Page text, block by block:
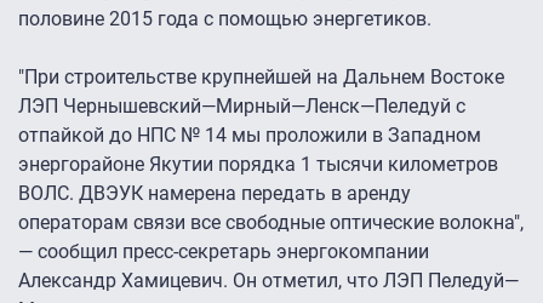
половине 2015 года с помощью энергетиков.
"При строительстве крупнейшей на Дальнем Востоке
ЛЭП Чернышевский—Мирный—Ленск—Пеледуй с
отпайкой до НПС № 14 мы проложили в Западном
энергорайоне Якутии порядка 1 тысячи километров
ВОЛС. ДВЭУК намерена передать в аренду
операторам связи все свободные оптические волокна",
— сообщил пресс-секретарь энергокомпании
Александр Хамицевич. Он отметил, что ЛЭП Пеледуй—